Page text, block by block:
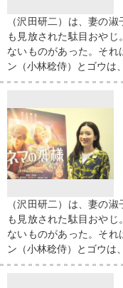
（沢田研二）は、妻の
も見放された駄目おや
ないものがあった。そ
ン（小林稔侍）とゴウは
（沢田研二）は、妻の
も見放された駄目おや
ないものがあった。そ
ン（小林稔侍）とゴウは